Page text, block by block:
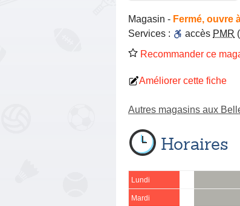
Magasin - Fermé, ouvre
Services :
accès PMR
Recommander ce
Améliorer cette fiche
Autres magasins aux
Horaires
Lundi
Mardi